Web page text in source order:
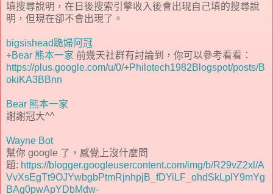
填搜尋說明，在日後搜索引擎收入後會出現自己填的搜尋說
明，但現在卻不會出現了。
bigsishead跪婦阿冠
+Bear 熊本一家 前幾天社群有討論到，你可以參考看看：
https://plus.google.com/u/0/+Philotech1982Blogspot/posts/B
okiKA3BBnn
Bear 熊本一家
謝謝冠大^^
Wayne Bot
幫你 google 了，感覺上沒什麼問
題: https://blogger.googleusercontent.com/img/b/R29vZ2xl/A
VvXsEgTt9OJYwbgbPtmRjnhpjB_fDYiLF_ohdSkLplY9mYg
BAg0pwApYDbMdw-